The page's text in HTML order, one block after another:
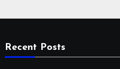
Recent Posts